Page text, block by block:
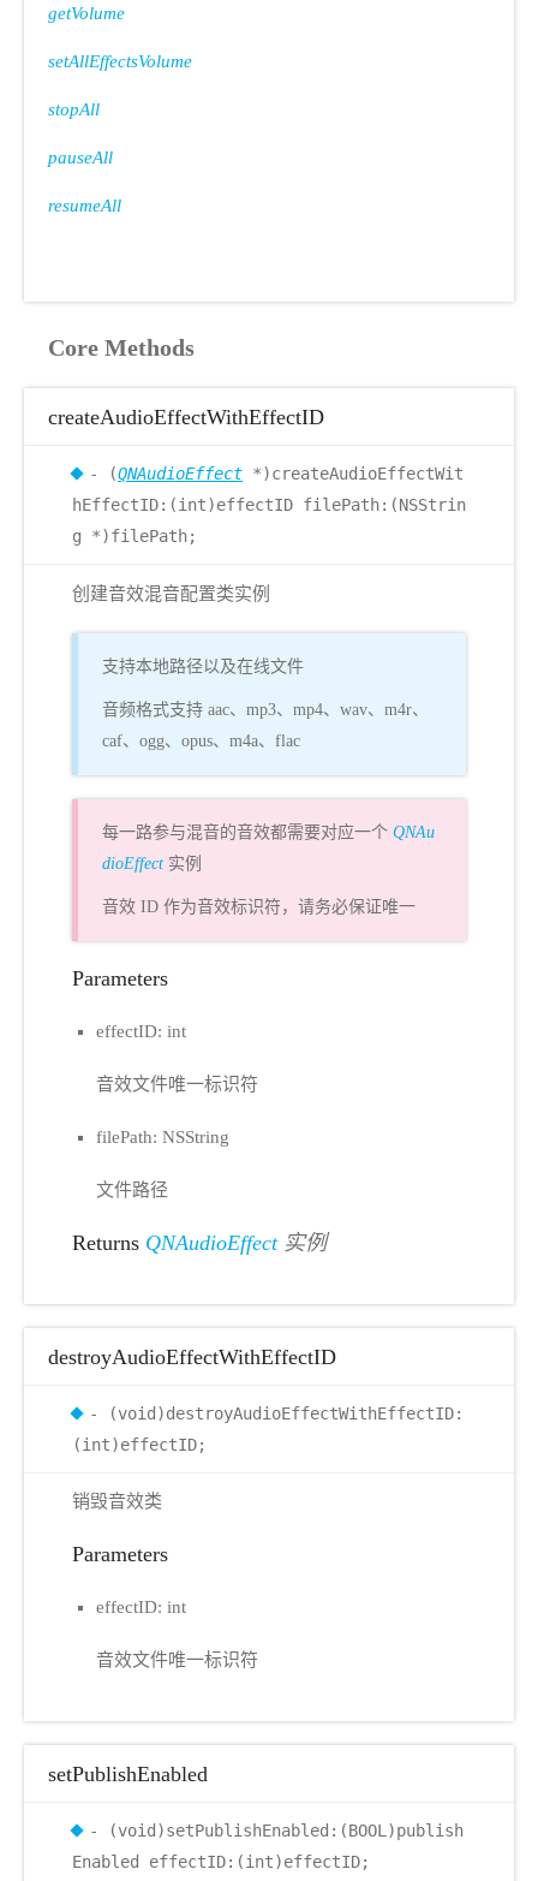
getVolume
setAllEffectsVolume
stopAll
pauseAll
resumeAll
Core Methods
createAudioEffectWithEffectID
- (QNAudioEffect *)createAudioEffectWit
hEffectID:(int)effectID filePath:(NSStrin
g *)filePath;
创建音效混音配置类实例
支持本地路径以及在线文件
音频格式支持 aac、mp3、mp4、wav、m4r、
caf、ogg、opus、m4a、flac
每一路参与混音的音效都需要对应一个 QNAu
dioEffect 实例
音效 ID 作为音效标识符，请务必保证唯一
Parameters
effectID: int
音效文件唯一标识符
filePath: NSString
文件路径
Returns QNAudioEffect实例
destroyAudioEffectWithEffectID
- (void)destroyAudioEffectWithEffectID:
(int)effectID;
销毁音效类
Parameters
effectID: int
音效文件唯一标识符
setPublishEnabled
- (void)setPublishEnabled:(BOOL)publish
Enabled effectID:(int)effectID;